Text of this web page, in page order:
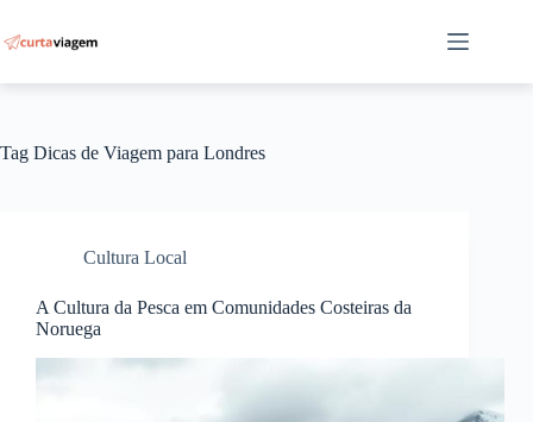
para
o
Tag Dicas de Viagem para Londres
Cultura Local
A Cultura da Pesca em Comunidades Costeiras da
Noruega